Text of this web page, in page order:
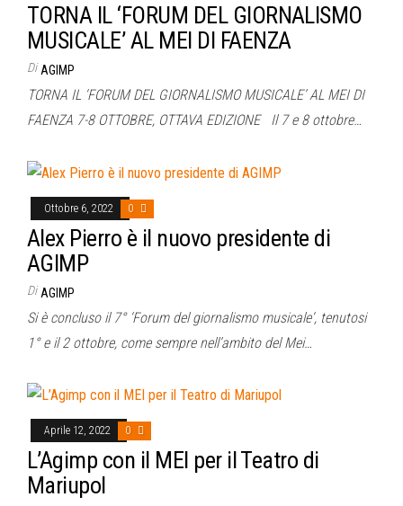
TORNA IL ‘FORUM DEL GIORNALISMO
MUSICALE’ AL MEI DI FAENZA
Di AGIMP
TORNA IL ‘FORUM DEL GIORNALISMO MUSICALE’ AL MEI DI
FAENZA 7-8 OTTOBRE, OTTAVA EDIZIONE Il 7 e 8 ottobre…
Ottobre 6, 2022 0
Alex Pierro è il nuovo presidente di
AGIMP
Di AGIMP
Si è concluso il 7° ‘Forum del giornalismo musicale‘, tenutosi
1° e il 2 ottobre, come sempre nell’ambito del Mei…
Aprile 12, 2022 0
L’Agimp con il MEI per il Teatro di
Mariupol